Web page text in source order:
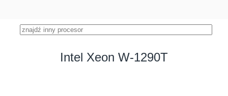
Intel Xeon W-1290T